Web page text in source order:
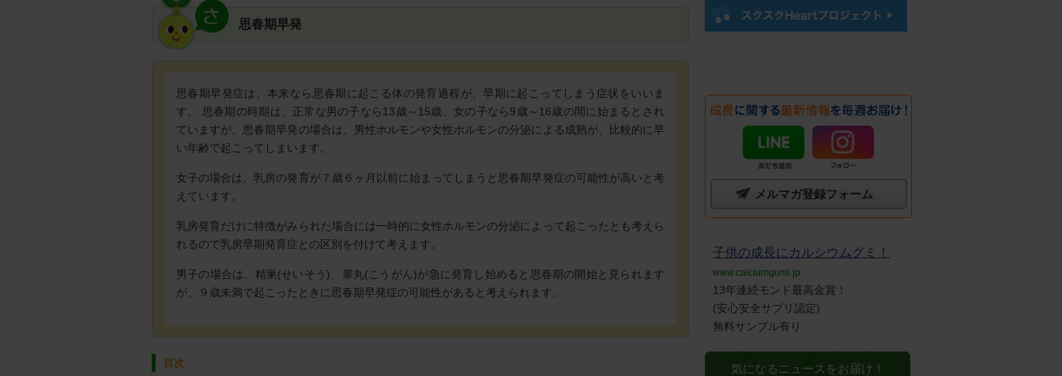
思春期早発
思春期早発症は、本来なら思春期に起こる体の発育過程が、早期に起こってしまう症状をいいま
す。 思春期の時期は、正常な男の子なら13歳～15歳、女の子なら9歳～16歳の間に始まるとされ
ていますが、思春期早発の場合は、男性ホルモンや女性ホルモンの分泌による成熟が、比較的に早
い年齢で起こってしまいます。
女子の場合は、乳房の発育が７歳６ヶ月以前に始まってしまうと思春期早発症の可能性が高いと考
えています。
乳房発育だけに特徴がみられた場合には一時的に女性ホルモンの分泌によって起こったとも考えら
れるので乳房早期発育症との区別を付けて考えます。
男子の場合は、精巣(せいそう)、睾丸(こうがん)が急に発育し始めると思春期の開始と見られます
が、９歳未満で起こったときに思春期早発症の可能性があると考えられます。
目次
メルマガ登録フォーム
子供の成長にカルシウムグミ！
www.calciumgumi.jp
13年連続モンド最高金賞！
(安心安全サプリ認定)
無料サンプル有り
気になるニュースをお届け！